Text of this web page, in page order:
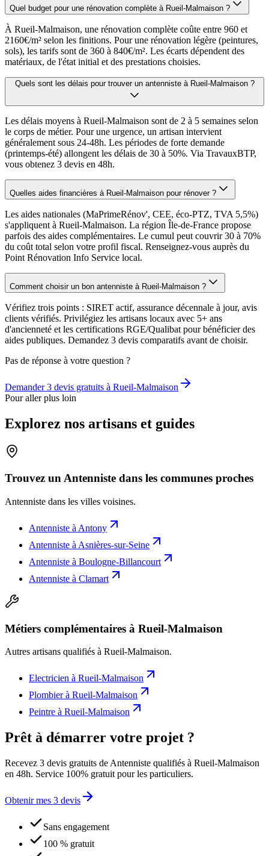
Quel budget pour une rénovation complète à Rueil-Malmaison ?
À Rueil-Malmaison, une rénovation complète coûte entre 960 et
2160€/m² selon les finitions. Pour une rénovation légère (peintures,
sols), les tarifs sont de 360 à 840€/m². Les écarts dépendent des
matériaux, de l'état initial et des prestations choisies.
Quels sont les délais pour trouver un antenniste à Rueil-Malmaison ?
Les délais moyens à Rueil-Malmaison sont de 2 à 5 semaines selon
le corps de métier. Pour une urgence, un artisan intervient
généralement sous 24-48h. Les périodes de forte demande
(printemps-été) allongent les délais de 30 à 50%. Via TravauxBTP,
vous obtenez 3 devis en 48h.
Quelles aides financières à Rueil-Malmaison pour rénover ?
Les aides nationales (MaPrimeRénov', CEE, éco-PTZ, TVA 5,5%)
s'appliquent à Rueil-Malmaison. La région Île-de-France propose
parfois des aides complémentaires. Le cumul peut couvrir 30 à 70%
du coût total selon votre profil fiscal. Renseignez-vous auprès du
Point Rénovation Info Service local.
Comment choisir un bon antenniste à Rueil-Malmaison ?
Vérifiez trois points : SIRET actif, assurance décennale à jour, avis
clients vérifiés. Privilégiez les artisans locaux avec 5+ ans
d'ancienneté et les certifications RGE/Qualibat pour bénéficier des
aides publiques. Demandez 3 devis comparatifs avant de choisir.
Pas de réponse à votre question ?
Demander 3 devis gratuits à Rueil-Malmaison
Pour aller plus loin
Explorez nos artisans et guides
Trouvez un Antenniste dans les communes proches
Antenniste dans les villes voisines.
Antenniste à Antony
Antenniste à Asnières-sur-Seine
Antenniste à Boulogne-Billancourt
Antenniste à Clamart
Métiers complémentaires à Rueil-Malmaison
Autres artisans qualifiés à Rueil-Malmaison.
Electricien à Rueil-Malmaison
Plombierà Rueil-Malmaison
Peintre à Rueil-Malmaison
Prêt à démarrer votre projet ?
Recevez 3 devis gratuits de Antenniste qualifiés à Rueil-Malmaison
en 48h. Service 100% gratuit pour les particuliers.
Obtenir mes 3 devis
Sans engagement
100 % gratuit